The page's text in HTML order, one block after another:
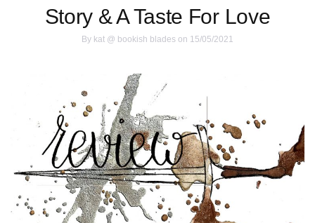
Story & A Taste For Love
By kat @ bookish blades on 15/05/2021